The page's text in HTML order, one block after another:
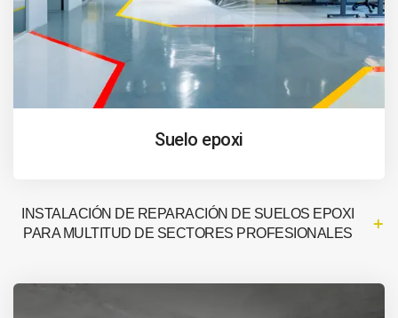
Suelo epoxi
INSTALACIÓN DE REPARACIÓN DE SUELOS EPOXI
PARA MULTITUD DE SECTORES PROFESIONALES